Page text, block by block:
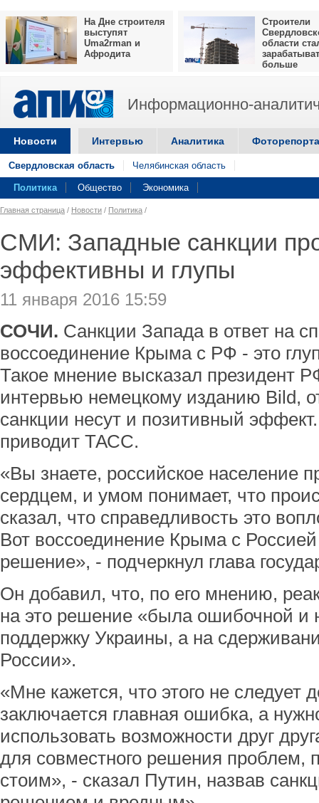
На Дне строителя
выступят
Uma2rman и
Афродита
Строители
области
больше
Информационно-
Новости Интервью Аналитика
Свердловская область Челябинская область
Политика Общество Экономика
Главная страница / Новости / Политика /
СМИ: Западные санкции
эффективны и глупы
11 января 2016 15:59
СОЧИ. Санкции Запада в ответ на
воссоединение Крыма с РФ - это
Такое мнение высказал президент
интервью немецкому изданию Bild,
санкции несут и позитивный
приводит ТАСС.
«Вы знаете, российское население
сердцем, и умом понимает, что
сказал, что справедливость это
Вот воссоединение Крыма с
решение», - подчеркнул глава
Он добавил, что, по его мнению,
на это решение «была ошибочной и
поддержку Украины, а на
России».
«Мне кажется, что этого не следует
заключается главная ошибка, а
использовать возможности друг
для совместного решения проблем,
стоим», - сказал Путин, назвав